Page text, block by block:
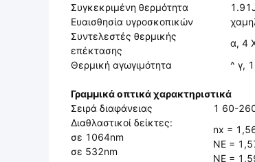
Συγκεκριμένη θερμότητα
Ευαισθησία υγροσκοπικών
Συντελεστές θερμικής
επέκτασης
α, 4
Θερμική αγωγιμότητα
^ γ,
Γραμμικά οπτικά χαρακτηριστικά
Σειρά διαφάνειας
1 60-
Διαθλαστικοί δείκτες:
σε 1064nm
σε 532nm
nx =
ΝΕ =
ΝΕ =